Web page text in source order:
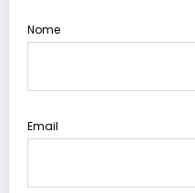
Nome
Email